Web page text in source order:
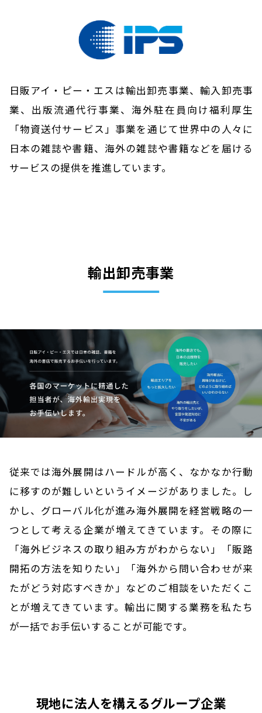
日販アイ・ピー・エスは輸出卸売事業、輸入卸売事
業、出版流通代行事業、 海外駐在員向け福利厚生
「物資送付サービス」事業を通じて世界中の人々に
日本の雑誌や書籍、海外の雑誌や書籍などを届ける
サービスの提供を推進しています。
輸出卸売事業
従来では海外展開はハードルが高く、なかなか行動
に移すのが難しいというイメージがありました。
し
かし、グローバル化が進み海外展開を経営戦略の一
つとして考える企業が増えてきています。 その際に
「海外ビジネスの取り組み方がわからない」「販路
開拓の方法を知りたい」
「海外から問い合わせが来
たがどう対応すべきか」などのご相談をいただくこ
とが増えてきています。輸出に関する業務を私たち
が一括でお手伝いすることが可能です。
現地に法人を構えるグループ企業